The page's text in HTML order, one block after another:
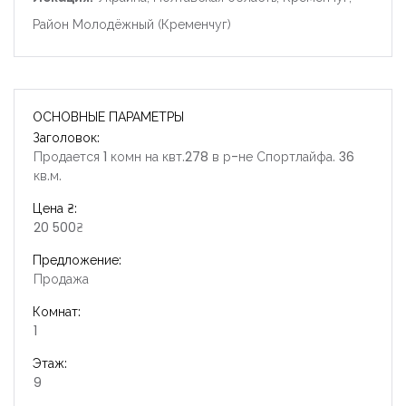
Район Молодёжный (Кременчуг)
ОСНОВНЫЕ ПАРАМЕТРЫ
Заголовок:
Продается 1 комн на квт.278 в р-не Спортлайфа. 36
кв.м.
Цена ₴:
20 500₴
Предложение:
Продажа
Комнат:
1
Этаж:
9